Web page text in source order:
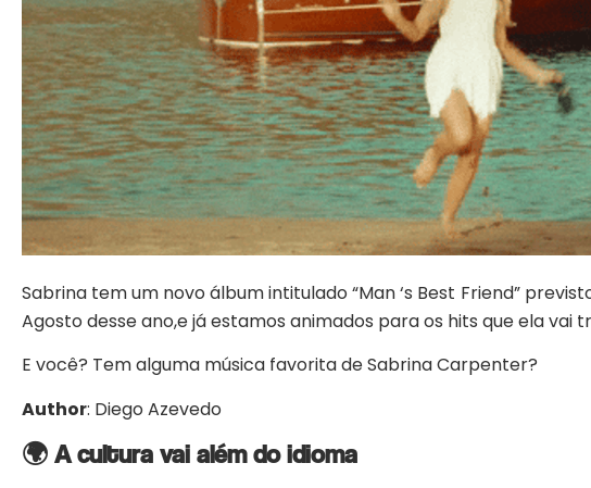
Sabrina tem um novo álbum intitulado “Man ‘s Best Friend”
Agosto desse ano,e já estamos animados para os hits que ela vai
E você? Tem alguma música favorita de Sabrina Carpenter?
Author: Diego Azevedo
🌍 A cultura vai além do idioma